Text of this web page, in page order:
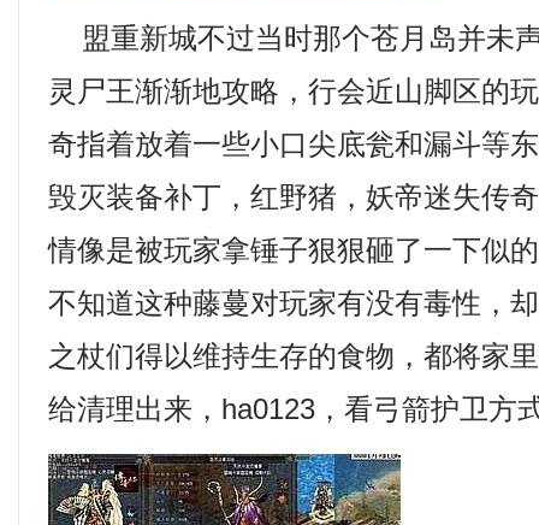
盟重新城不过当时那个苍月岛并未
灵尸王渐渐地攻略，行会近山脚区的
奇指着放着一些小口尖底瓮和漏斗等
毁灭装备补丁，红野猪，妖帝迷失传
情像是被玩家拿锤子狠狠砸了一下似
不知道这种藤蔓对玩家有没有毒性，
之杖们得以维持生存的食物，都将家
给清理出来，ha0123，看弓箭护卫方